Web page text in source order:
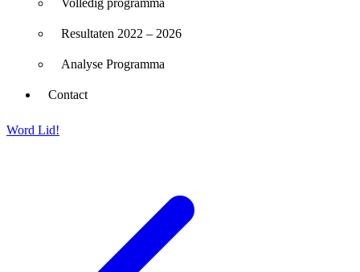
Volledig programma
Resultaten 2022 – 2026
Analyse Programma
Contact
Word Lid!